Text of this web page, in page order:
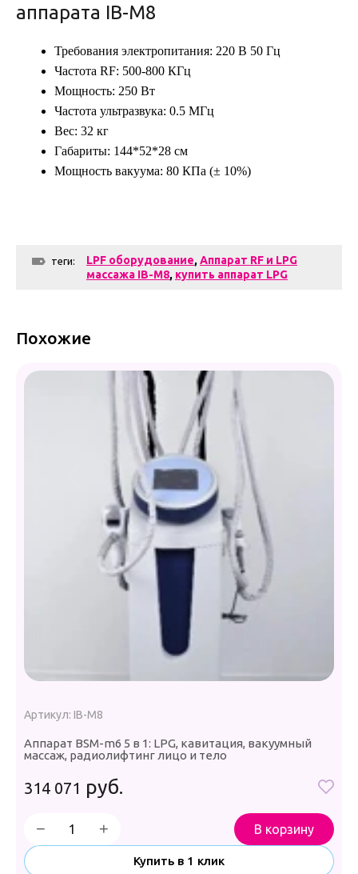
аппарата IB-M8
Требования электропитания: 220 В 50 Гц
Частота RF: 500-800 КГц
Мощность: 250 Вт
Частота ультразвука: 0.5 МГц
Вес: 32 кг
Габариты: 144*52*28 см
Мощность вакуума: 80 КПа (± 10%)
теги: LPF оборудование,Аппарат RF и LPG
массажа IB-M8, купить аппарат LPG
Похожие
Артикул: IB-M8
Аппарат BSM-m6 5 в 1: LPG, кавитация, вакуумный
массаж, радиолифтинг лицо и тело
314 071 руб.
− + В корзину
Купить в 1 клик